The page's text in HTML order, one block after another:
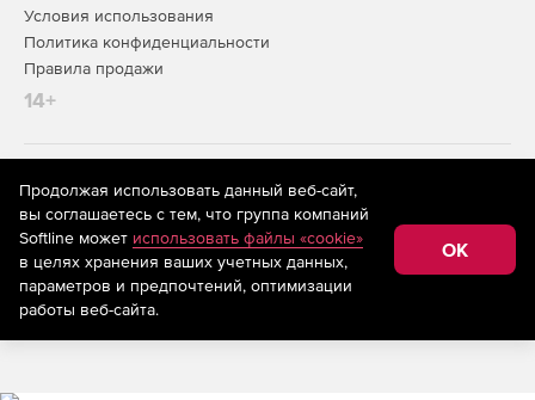
Условия использования
Политика конфиденциальности
Правила продажи
14+
На информационном ресурсе store.softline.ru применяются
рекомендательные технологии
(информационные технологии
предоставления информации на основе сбора,
систематизации и анализа сведений, относящихся к
предпочтениям пользователей сети «Интернет»,
находящихся на территории Российской Федерации)
Продолжая использовать данный веб-сайт,
вы соглашаетесь с тем, что группа компаний
Softline может использовать файлы «cookie»
в целях хранения ваших учетных данных,
параметров и предпочтений, оптимизации
работы веб-сайта.
OK